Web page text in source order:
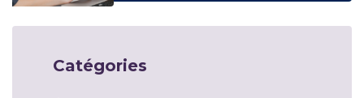
Catégories